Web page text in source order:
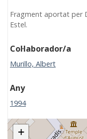
Fragment aportat per
Estel.
Col·laborador/a
Murillo, Albert
Any
1994
+